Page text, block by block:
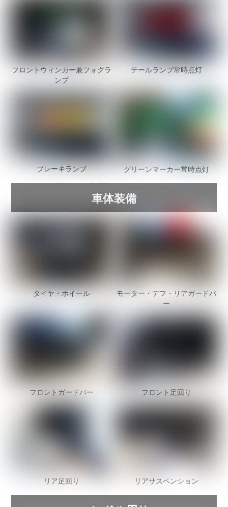
フロントウィンカー兼フォグラ
ンプ
テールランプ常時点灯
ブレーキランプ グリーンマーカー常時点灯
車体装備
タイヤ・ホイール
モーター・デフ・リアガードバ
ー
フロントガードバー フロント足回り
リア足回り リアサスペンション